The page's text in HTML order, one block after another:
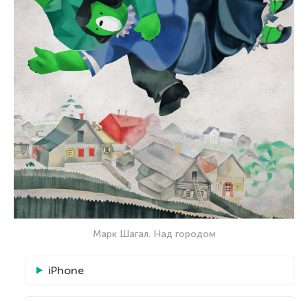
Марк Шагал. Над городом
iPhone